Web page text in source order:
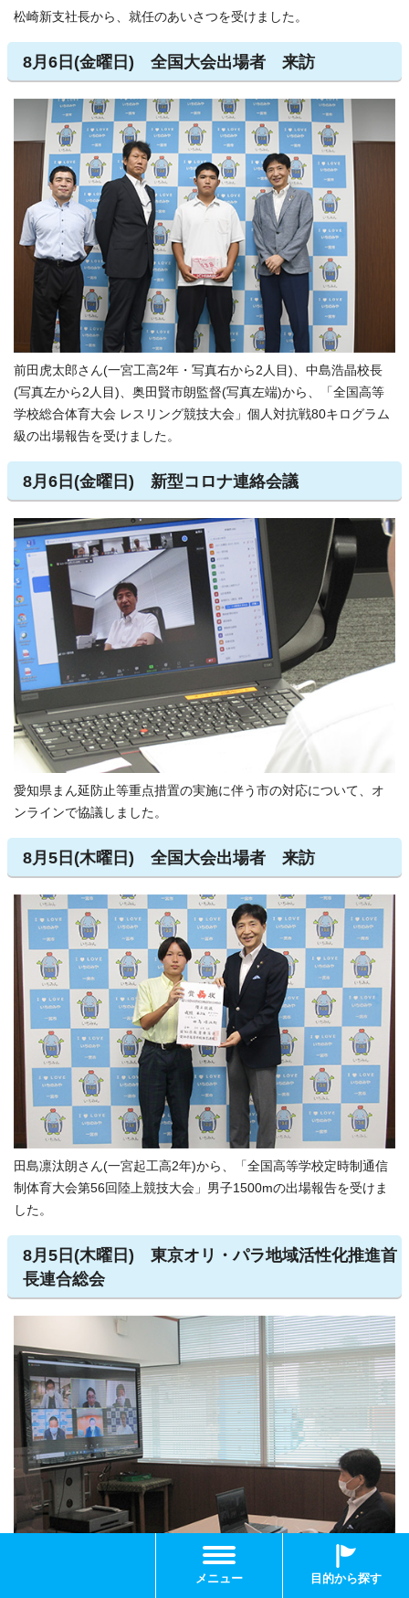
松崎新支社長から、就任のあいさつを受けました。
8月6日(金曜日) 全国大会出場者 来訪
前田虎太郎さん(一宮工高2年・写真右から2人目)、中島浩晶校長
(写真左から2人目)、奥田賢市朗監督(写真左端)から、「全国高等
学校総合体育大会 レスリング競技大会」個人対抗戦80キログラム
級の出場報告を受けました。
8月6日(金曜日) 新型コロナ連絡会議
愛知県まん延防止等重点措置の実施に伴う市の対応について、オ
ンラインで協議しました。
8月5日(木曜日) 全国大会出場者 来訪
田島凛汰朗さん(一宮起工高2年)から、「全国高等学校定時制通信
制体育大会第56回陸上競技大会」男子1500mの出場報告を受けま
した。
8月5日(木曜日) 東京オリ・パラ地域活性化推進首
長連合総会
オンラインで開催され、出席しました
メニュー 目的から探す